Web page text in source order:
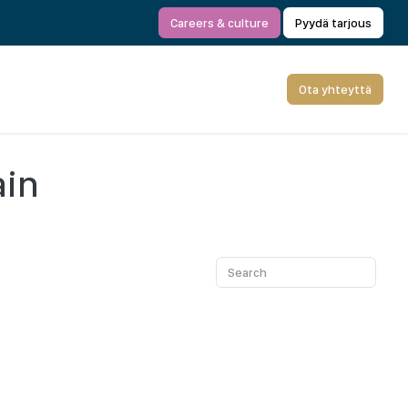
Careers & culture Pyydä tarjous
Ota yhteyttä